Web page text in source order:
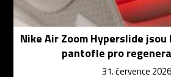
Nike Air Zoom Hyperslide
pantofle pro
31. července 2026